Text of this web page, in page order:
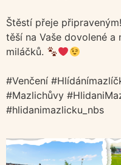
Štěstí přeje připraveným!
těší na Vaše dovolené a
miláčků.
#Venčení
#Mazlichůvy
#hlidanimazlicku_nbs